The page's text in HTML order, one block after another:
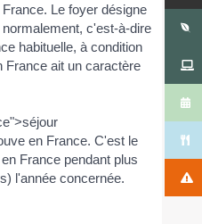
Le foyer désigne
c'est-à-dire
habituelle, à condition
France ait un caractère
en France. C'est le
France pendant plus
l'année concernée.